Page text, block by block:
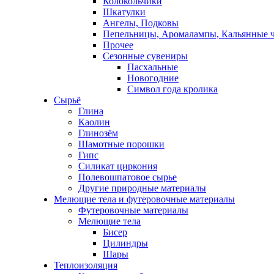
Шкатулки
Ангелы, Подковы
Пепельницы, Аромалампы, Кальянные
Прочее
Сезонные сувениры
Пасхальные
Новогодние
Символ года кролика
Сырьё
Глина
Каолин
Глинозём
Шамотные порошки
Гипс
Силикат циркония
Полевошпатовое сырье
Другие природные материалы
Мелющие тела и футеровочные материалы
Футеровочные материалы
Мелющие тела
Бисер
Цилиндры
Шары
Теплоизоляция